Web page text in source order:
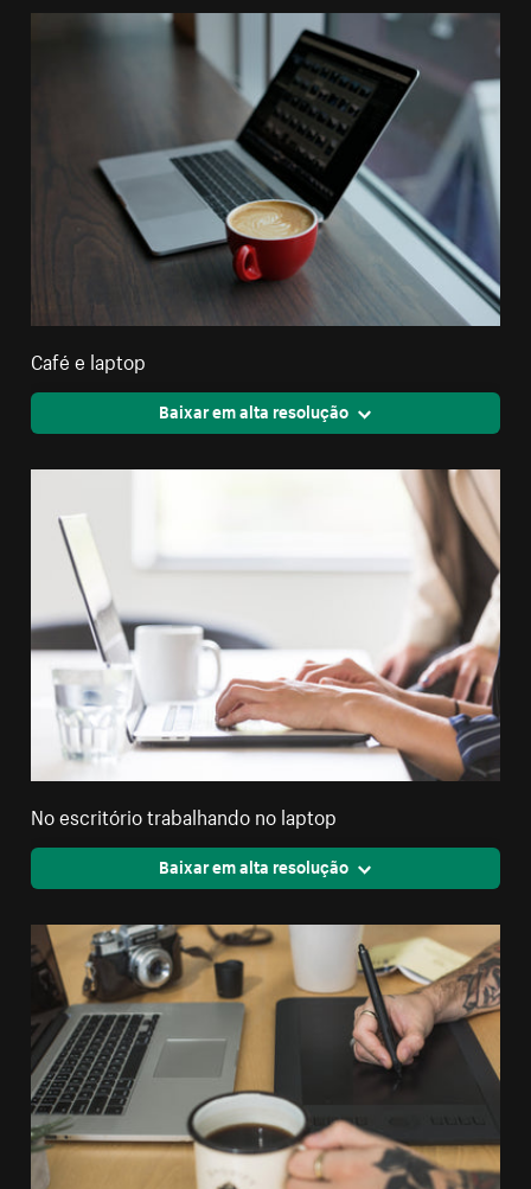
Café e laptop
Baixar em alta resolução
No escritório trabalhando no laptop
Baixar em alta resolução